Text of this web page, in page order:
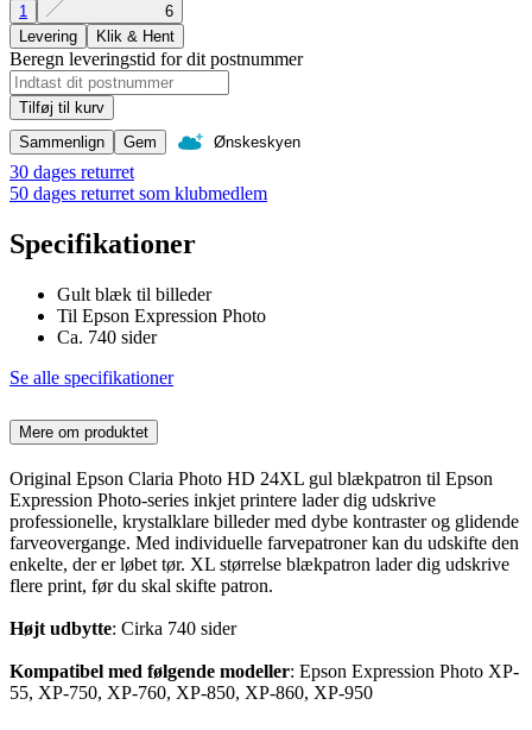
1
6
Levering
Klik & Hent
Beregn leveringstid for dit postnummer
Tilføj til kurv
Sammenlign
Gem Ønskeskyen
30 dages returret
50 dages returret som klubmedlem
Specifikationer
Gult blæk til billeder
Til Epson Expression Photo
Ca. 740 sider
Se alle specifikationer
Mere om produktet
Original Epson Claria Photo HD 24XL gul blækpatron til Epson
Expression Photo-series inkjet printere lader dig udskrive
professionelle, krystalklare billeder med dybe kontraster og glidende
farveovergange. Med individuelle farvepatroner kan du udskifte den
enkelte, der er løbet tør. XL størrelse blækpatron lader dig udskrive
flere print, før du skal skifte patron.
Højt udbytte: Cirka 740 sider
Kompatibel med følgende modeller: Epson Expression Photo XP-
55, XP-750, XP-760, XP-850, XP-860, XP-950